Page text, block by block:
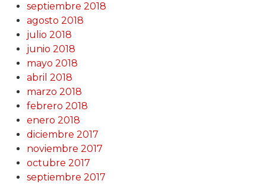
septiembre 2018
agosto 2018
julio 2018
junio 2018
mayo 2018
abril 2018
marzo 2018
febrero 2018
enero 2018
diciembre 2017
noviembre 2017
octubre 2017
septiembre 2017